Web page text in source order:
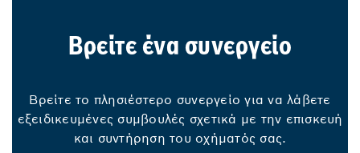
Βρείτε ένα συνεργείο
Βρείτε το πλησιέστερο συνεργείο για να λάβετε
εξειδικευμένες συμβουλές σχετικά με την επισκευή
και συντήρηση του οχήματός σας.